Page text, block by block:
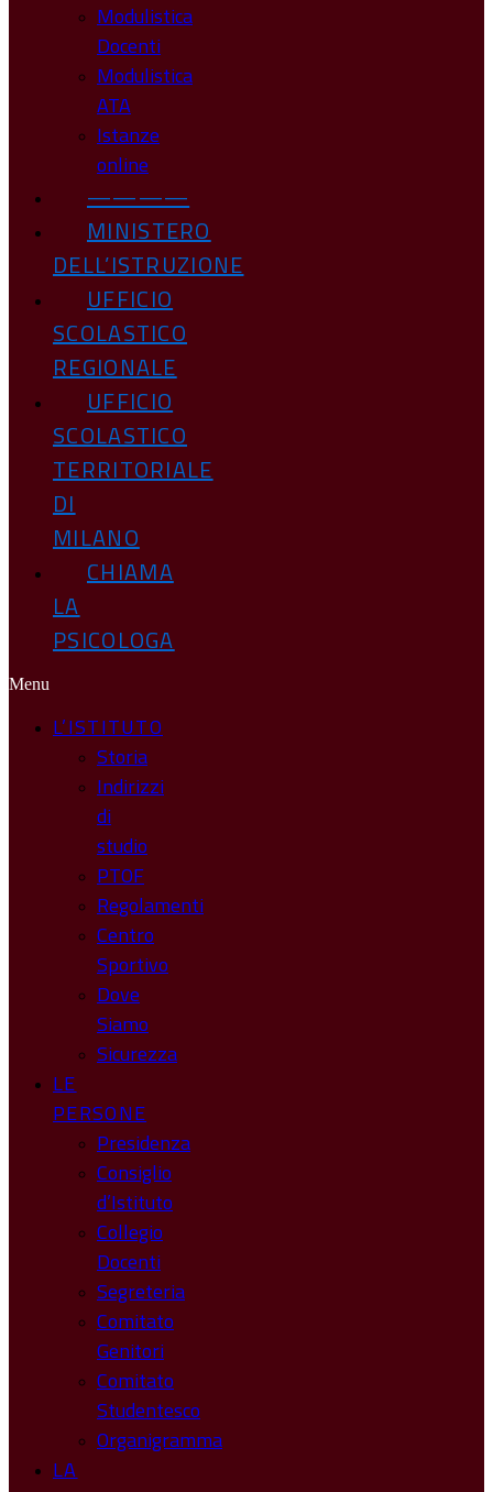
Modulistica
Docenti
Modulistica
ATA
Istanze
online
————
MINISTERO
DELL’ISTRUZIONE
UFFICIO
SCOLASTICO
REGIONALE
UFFICIO
SCOLASTICO
TERRITORIALE
DI
MILANO
CHIAMA
LA
PSICOLOGA
Menu
L’ISTITUTO
Storia
Indirizzi
di
studio
PTOF
Regolamenti
Centro
Sportivo
Dove
Siamo
Sicurezza
LE
PERSONE
Presidenza
Consiglio
d’Istituto
Collegio
Docenti
Segreteria
Comitato
Genitori
Comitato
Studentesco
Organigramma
LA